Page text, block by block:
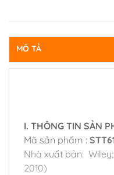
MÔ TẢ
I. THÔNG TIN SẢN
Mã sản phẩm :
Nhà xuất bản:
2010)